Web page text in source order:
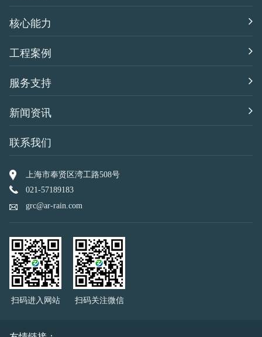
核心能力
工程案例
服务支持
新闻资讯
联系我们
上海市奉贤区湾工路508号
021-57189183
grc@ar-rain.com
扫码进入网站 扫码关注微信